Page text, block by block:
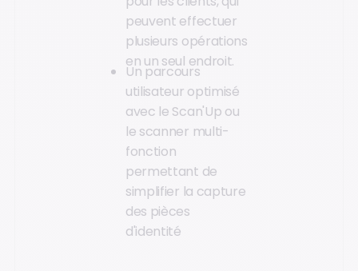
peuvent effectuer
plusieurs opérations
en un seul endroit.
Un parcours
utilisateur optimisé
avec le Scan'Up ou
le scanner multi-
fonction
permettant de
simplifier la capture
des pièces
d'identité